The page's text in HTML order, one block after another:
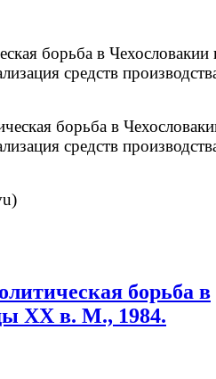
борьба в Чехословакии
средств
борьба в
XX в. М., 1984.